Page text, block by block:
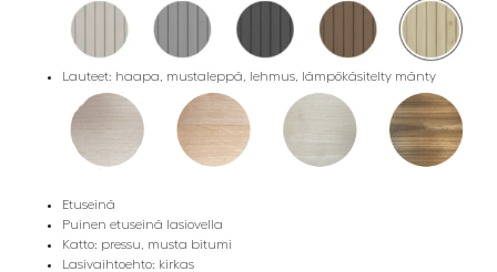
Lauteet: haapa, mustaleppä, lehmus, lämpökäsitelty mänty
Etuseinä
Puinen etuseinä lasiovella
Katto: pressu, musta bitumi
Lasivaihtoehto: kirkas